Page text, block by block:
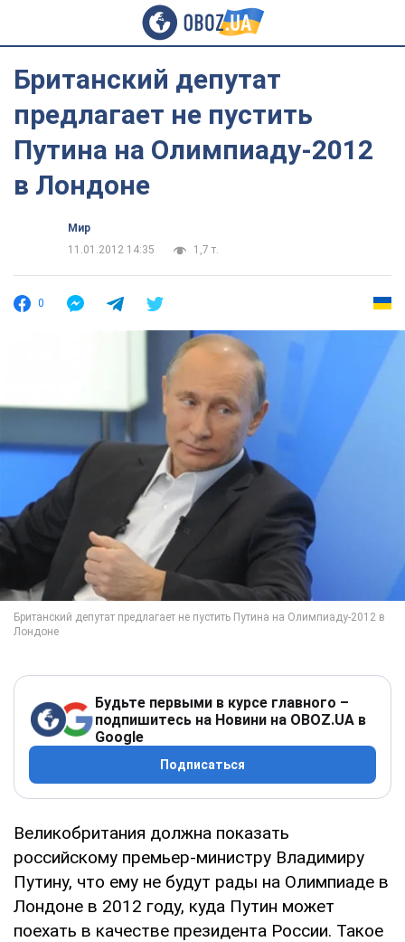
Британский депутат
предлагает не пустить
Путина на Олимпиаду-2012
в Лондоне
Мир
11.01.2012 14:35
1,7 т.
0
Будьте первыми в курсе главного –
подпишитесь на Новини на OBOZ.UA в
Google
Подписаться
Великобритания должна показать
российскому премьер-министру Владимиру
Путину, что ему не будут рады на Олимпиаде в
Лондоне в 2012 году, куда Путин может
поехать в качестве президента России. Такое